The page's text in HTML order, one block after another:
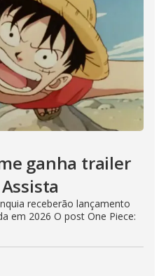
ganha trailer
receberão lançamento
em 2026 O post One Piece: